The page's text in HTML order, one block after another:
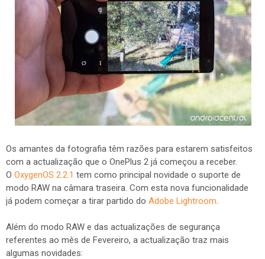
Os amantes da fotografia têm razões para estarem satisfeitos
com a actualização que o OnePlus 2 já começou a receber.
O OxygenOS 2.2.1 tem como principal novidade o suporte de
modo RAW na câmara traseira. Com esta nova funcionalidade
já podem começar a tirar partido do Adobe Lightroom.
Além do modo RAW e das actualizações de segurança
referentes ao mês de Fevereiro, a actualização traz mais
algumas novidades: